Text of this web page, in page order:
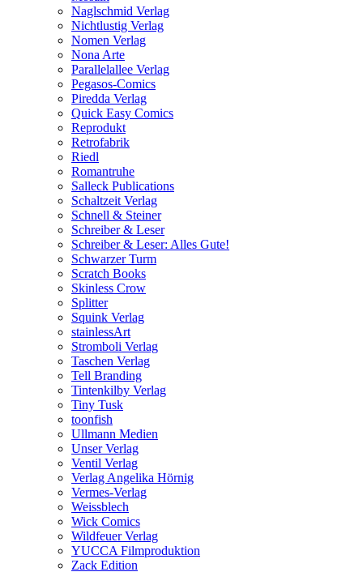
Naglschmid Verlag
Nichtlustig Verlag
Nomen Verlag
Nona Arte
Parallelallee Verlag
Pegasos-Comics
Piredda Verlag
Quick Easy Comics
Reprodukt
Retrofabrik
Riedl
Romantruhe
Salleck Publications
Schaltzeit Verlag
Schnell & Steiner
Schreiber & Leser
Schreiber & Leser: Alles Gute!
Schwarzer Turm
Scratch Books
Skinless Crow
Splitter
Squink Verlag
stainlessArt
Stromboli Verlag
Taschen Verlag
Tell Branding
Tintenkilby Verlag
Tiny Tusk
toonfish
Ullmann Medien
Unser Verlag
Ventil Verlag
Verlag Angelika Hörnig
Vermes-Verlag
Weissblech
Wick Comics
Wildfeuer Verlag
YUCCA Filmproduktion
Zack Edition